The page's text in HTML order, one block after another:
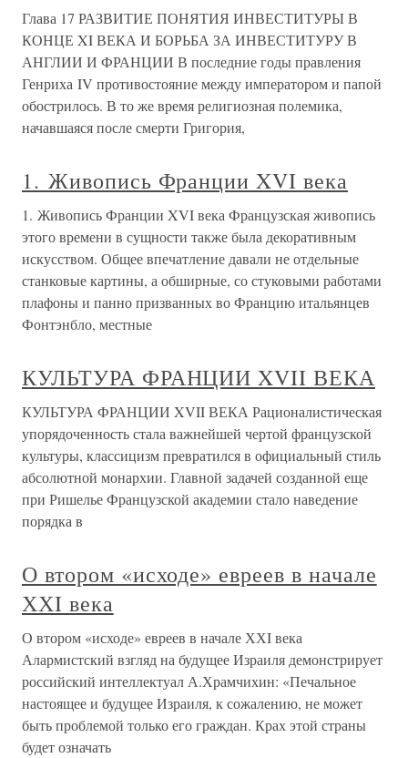
Глава 17 РАЗВИТИЕ ПОНЯТИЯ ИНВЕСТИТУРЫ В
КОНЦЕ XI ВЕКА И БОРЬБА ЗА ИНВЕСТИТУРУ В
АНГЛИИ И ФРАНЦИИ В последние годы правления
Генриха IV противостояние между императором и папой
обострилось. В то же время религиозная полемика,
начавшаяся после смерти Григория,
1. Живопись Франции XVI века
1. Живопись Франции XVI века Французская живопись
этого времени в сущности также была декоративным
искусством. Общее впечатление давали не отдельные
станковые картины, а обширные, со стуковыми работами
плафоны и панно призванных во Францию итальянцев
Фонтэнбло, местные
КУЛЬТУРА ФРАНЦИИ XVII ВЕКА
КУЛЬТУРА ФРАНЦИИ XVII ВЕКА Рационалистическая
упорядоченность стала важнейшей чертой французской
культуры, классицизм превратился в официальный стиль
абсолютной монархии. Главной задачей созданной еще
при Ришелье Французской академии стало наведение
порядка в
О втором «исходе» евреев в начале
ХХI века
О втором «исходе» евреев в начале ХХI века
Алармистский взгляд на будущее Израиля демонстрирует
российский интеллектуал А.Храмчихин: «Печальное
настоящее и будущее Израиля, к сожалению, не может
быть проблемой только его граждан. Крах этой страны
будет означать